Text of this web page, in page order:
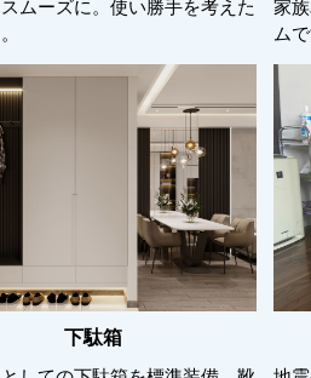
ムーズに。使い勝手を考えた
家
ムで
下駄箱